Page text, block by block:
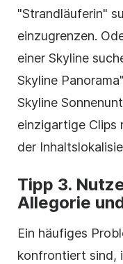
"Strandläuferin"
einzugrenzen.
einer Skyline
Skyline
Skyline
einzigartige Clips
der
Tipp 3.
Allegorie
Ein häufiges
konfrontiert sind,